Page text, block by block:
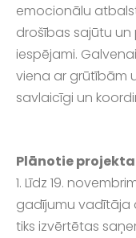
emocionālu
drošības sajūtu un
iespējami.
viena ar grūtībām
savlaicīgi un
Plānotie
1. Līdz 19.
gadījumu vadītāja
tiks izvērtētas